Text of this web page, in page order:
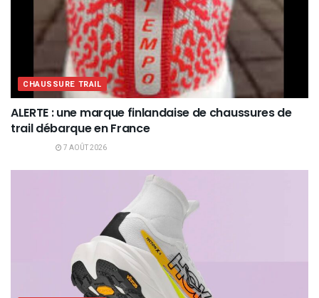
CHAUSSURE TRAIL
ALERTE : une marque finlandaise de chaussures de
trail débarque en France
7 AOÛT 2026